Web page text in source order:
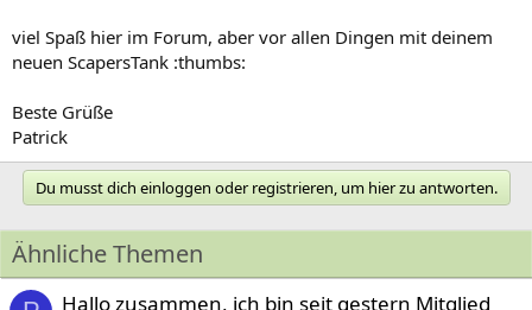
viel Spaß hier im Forum, aber vor allen Dingen mit deinem
neuen ScapersTank :thumbs:
Beste Grüße
Patrick
Du musst dich einloggen oder registrieren, um hier zu antworten.
Ähnliche Themen
Hallo zusammen, ich bin seit gestern Mitglied